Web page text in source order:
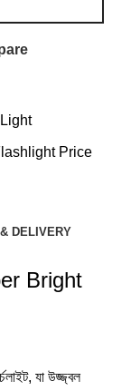
Price
DELIVERY
Bright
যা উজ্জ্বল